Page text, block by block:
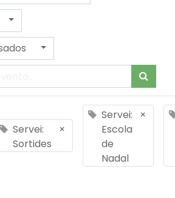
Servei:
Sortides
×
Servei:
Escola
de
Nadal
×